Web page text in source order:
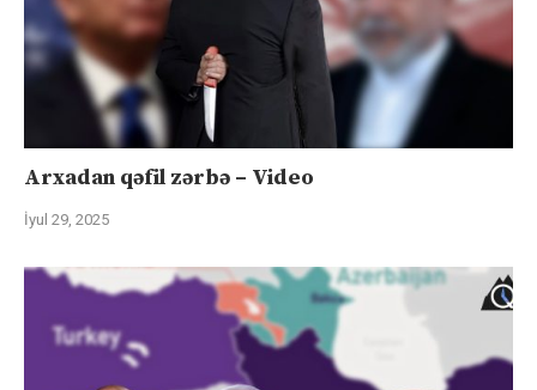
Arxadan qəfil zərbə – Video
İyul 29, 2025